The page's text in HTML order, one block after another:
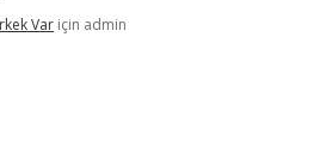
Var için admin